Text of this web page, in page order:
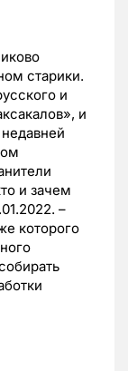
старики.
и
и
и зачем
–
которого